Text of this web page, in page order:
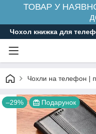
ТОВАР У
Чохол книжка для
Чохли на телефон |
–29% Подарунок